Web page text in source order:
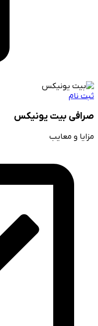
ثبت نام
صرافی بیت یونیکس
مزایا و معایب